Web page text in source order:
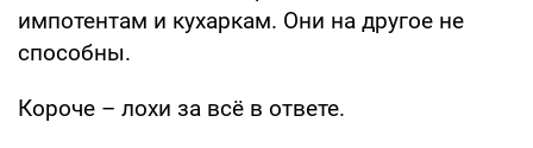
импотентам и кухаркам. Они на другое не
способны.
Короче – лохи за всё в ответе.